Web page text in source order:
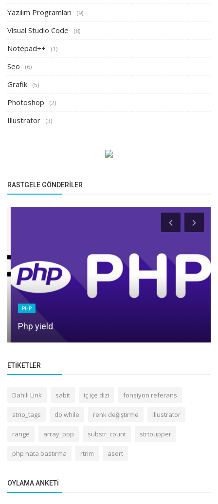
Yazılım Programları (9)
Visual Studio Code (8)
Notepad++ (1)
Seo (6)
Grafik (5)
Photoshop (2)
Illustrator (3)
RASTGELE GÖNDERILER
PHP
Php yield
ETIKETLER
Dahili Link sabit iç içe dizi fonsiyon referans
strip_tags do while renk değiştirme Illustrator
range array_pop substr_count strtoupper
php hata bastırma rtrim asort
OYLAMA ANKETI